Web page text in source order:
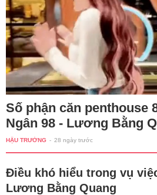
Số phận căn penthouse
Ngân 98 - Lương Bằng
HẬU TRƯỜNG - 28 ngày trước
Điều khó hiểu trong vụ
Lương Bằng Quang